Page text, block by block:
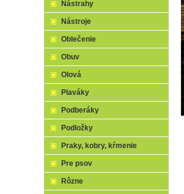
Nástrahy
Nástroje
Oblečenie
Obuv
Olová
Plaváky
Podberáky
Podložky
Praky, kobry, kŕmenie
Pre psov
Rôzne